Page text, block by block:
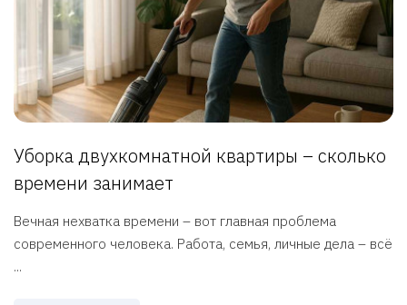
Уборка двухкомнатной квартиры – сколько
времени занимает
Вечная нехватка времени – вот главная проблема
современного человека. Работа, семья, личные дела – всё
...